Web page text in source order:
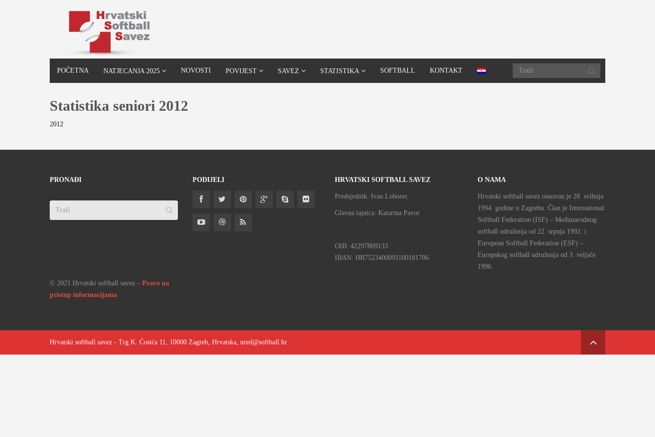
POČETNA NATJECANJA 2025 NOVOSTI POVIJEST SAVEZ STATISTIKA SOFTBALL KONTAKT
Statistika seniori 2012
2012
PRONAĐI PODIJELI HRVATSKI SOFTBALL SAVEZ
Predsjednik: Ivan Loborec
Glavna tajnica: Katarina Pavor
OIB: 42297809133
IBAN: HR7523400091100181706
O NAMA
Hrvatski softball savez osnovan je 28. svibnja
1994. godine u Zagrebu. Član je International
Softball Federation (ISF) – Međunarodnog
softball udruženja od 22. srpnja 1992. i
European Softball Federation (ESF) –
Europskog softball udruženja od 3. veljače
1996.
© 2021 Hrvatski softball savez – Pravo na
pristup informacijama
Hrvatski softball savez - Trg K. Ćosića 11, 10000 Zagreb, Hrvatska, ured@softball.hr